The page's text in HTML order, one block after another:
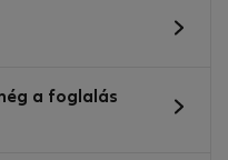
a foglalás